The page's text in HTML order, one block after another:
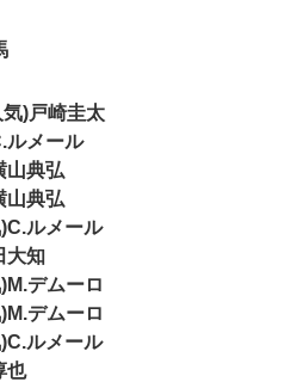
)戸崎圭太
ルメール
山典弘
山典弘
ルメール
大知
デムーロ
デムーロ
ルメール
也